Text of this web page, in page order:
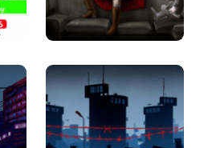
high quality article from a